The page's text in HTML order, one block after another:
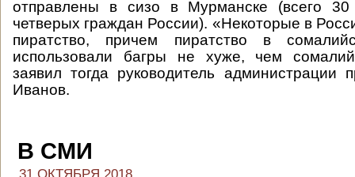
отправлены в сизо в Мурманске (всего 30
четверых граждан России). «Некоторые в
пиратство, причем пиратство в
использовали багры не хуже, чем
заявил тогда руководитель администрации
Иванов.
В СМИ